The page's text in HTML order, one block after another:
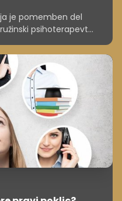
je pomemben del
psihoterapevt